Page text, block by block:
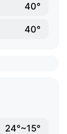
40°
40°
24°~15°